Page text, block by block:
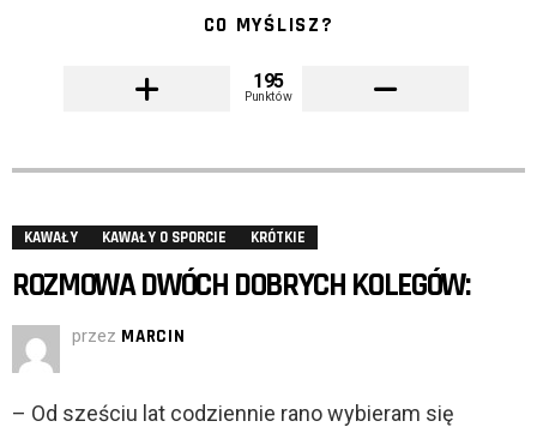
CO MYŚLISZ?
195
Punktów
KAWAŁY KAWAŁY O SPORCIE KRÓTKIE
ROZMOWA DWÓCH DOBRYCH KOLEGÓW:
przez MARCIN
– Od sześciu lat codziennie rano wybieram się